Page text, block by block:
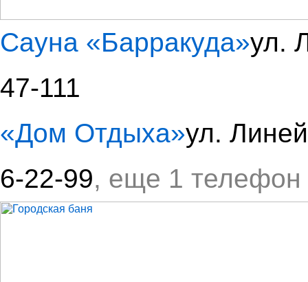
Сауна «Барракуда»ул.
47-111
«Дом Отдыха»ул.
6-22-99, еще 1 телефон